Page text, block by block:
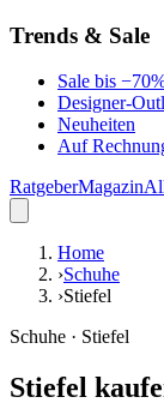
Trends & Sale
Sale bis
Designer-
Neuheiten
Auf
RatgeberMagazin
Home
›Schuhe
›Stiefel
Schuhe · Stiefel
Stiefel